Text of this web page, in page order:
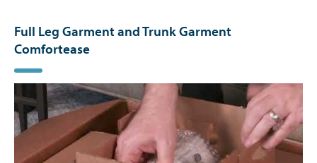
Full Leg Garment and Trunk Garment
Comfortease